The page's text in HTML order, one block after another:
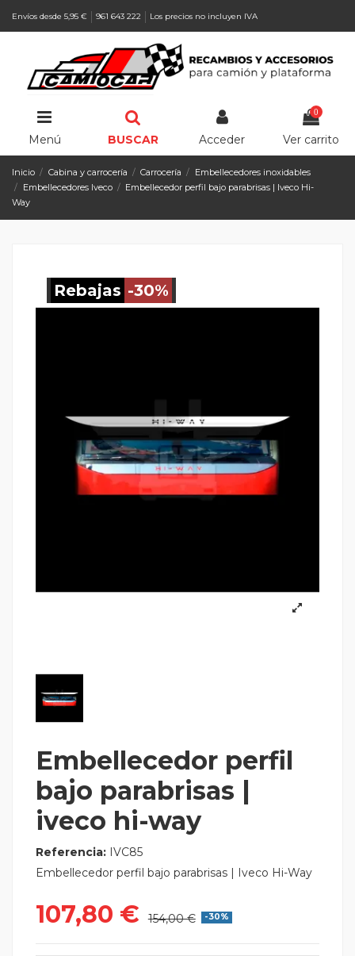
Envíos desde 5,95 € 961 643 222 Los precios no incluyen IVA
Menú BUSCAR Acceder
0
Ver carrito
Inicio Cabina y carrocería Carrocería
Embellecedores inoxidables
Embellecedores Iveco
Embellecedor perfil bajo parabrisas | Iveco Hi-
Way
Rebajas -30%
Embellecedor perfil
bajo parabrisas |
iveco hi-way
Referencia: IVC85
Embellecedor perfil bajo parabrisas | Iveco Hi-Way
107,80 € 154,00 € -30%